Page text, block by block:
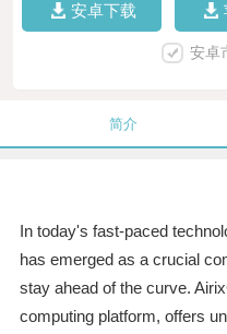
安卓下载
安卓
简介
In today's fast-paced
has emerged as a crucial
stay ahead of the curve.
computing platform, offers